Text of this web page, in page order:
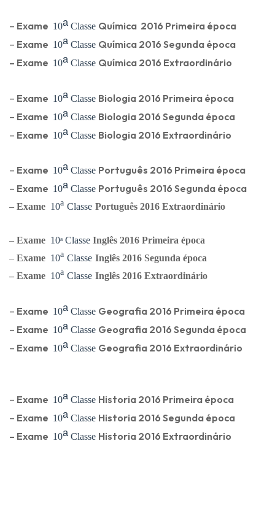
– Exame 10ᵃ Classe Química 2016 Primeira época
– Exame 10ᵃ Classe Química 2016 Segunda época
– Exame 10ᵃ Classe Química 2016 Extraordinário
– Exame 10ᵃ Classe Biologia 2016 Primeira época
– Exame 10ᵃ Classe Biologia 2016 Segunda época
– Exame 10ᵃ Classe Biologia 2016 Extraordinário
– Exame 10ᵃ Classe Português 2016 Primeira época
– Exame 10ᵃ Classe Português 2016 Segunda época
– Exame 10ᵃ Classe Português 2016 Extraordinário
– Exame 10ᵃ Classe Inglês 2016 Primeira época
– Exame 10ᵃ Classe Inglês 2016 Segunda época
– Exame 10ᵃ Classe Inglês 2016 Extraordinário
– Exame 10ᵃ Classe Geografia 2016 Primeira época
– Exame 10ᵃ Classe Geografia 2016 Segunda época
– Exame 10ᵃ Classe Geografia 2016 Extraordinário
– Exame 10ᵃ Classe Historia 2016 Primeira época
– Exame 10ᵃ Classe Historia 2016 Segunda época
– Exame 10ᵃ Classe Historia 2016 Extraordinário